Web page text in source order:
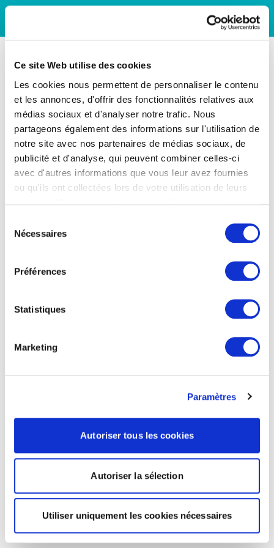
Ce site Web utilise des cookies
Les cookies nous permettent de personnaliser le contenu
et les annonces, d'offrir des fonctionnalités relatives aux
médias sociaux et d'analyser notre trafic. Nous
partageons également des informations sur l'utilisation de
notre site avec nos partenaires de médias sociaux, de
publicité et d'analyse, qui peuvent combiner celles-ci
avec d'autres informations que vous leur avez fournies
ou qu'ils ont collectées lors de votre utilisation de leurs
Nécessaires
Préférences
Statistiques
Marketing
Paramètres
Autoriser tous les cookies
Autoriser la sélection
Utiliser uniquement les cookies nécessaires